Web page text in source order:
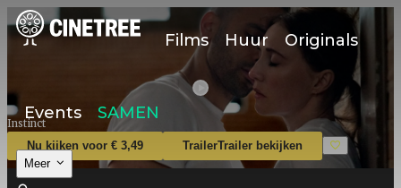
Films Huur Originals
Events SAMEN
Meer
Instinct
Nu kijken voor € 3,49 TrailerTrailer bekijken